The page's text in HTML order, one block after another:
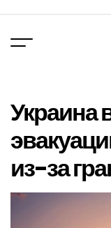
вмісту
Украина
из-за